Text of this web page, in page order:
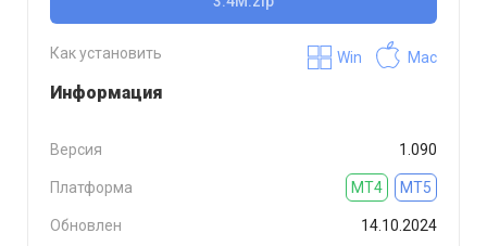
Как установить Win Mac
Информация
Версия 1.090
Платформа MT4 MT5
Обновлен 14.10.2024